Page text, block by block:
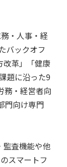
・人事・経
バックオフ
改革」「健康
題に沿った9
務・経営者向
門向け専門
監査機能や他
スマートフ